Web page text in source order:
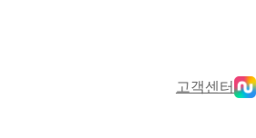
고객센터